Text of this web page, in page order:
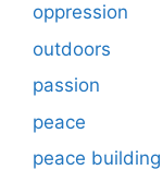
oppression
outdoors
passion
peace
peace building